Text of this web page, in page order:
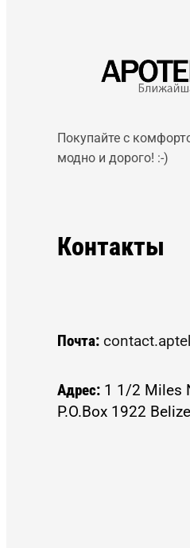
Покупайте с
модно и дорого! :-)
Контакты
Почта:
Адрес: 1 1/2 Miles
P.O.Box 1922